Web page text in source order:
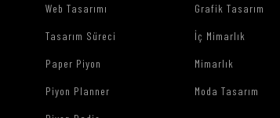
Web Tasarımı
Tasarım Süreci
Paper Piyon
Piyon Planner
Grafik Tasarım
İç Mimarlık
Mimarlık
Moda Tasarım